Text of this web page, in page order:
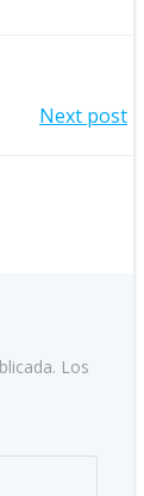
Next post
Los